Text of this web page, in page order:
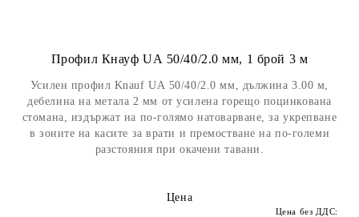
Профил Кнауф UА 50/40/2.0 мм, 1 брой 3 м
Усилен профил Knauf UА 50/40/2.0 мм, дължина 3.00 м,
дебелина на метала 2 мм от усилена горещо поцинкована
стомана, издържат на по-голямо натоварване, за укрепване
в зоните на касите за врати и премостване на по-големи
разстояния при окачени тавани.
Цена
Цена без ДДС: